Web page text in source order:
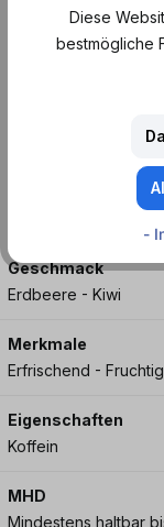
Durstlöscher
dass dein Lieblings-
Eistee aus
Geschmack
Erdbeere - Kiwi
Merkmale
Erfrischend -
Eigenschaften
Koffein
MHD
Diese
bestmögliche
-